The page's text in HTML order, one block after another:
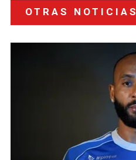
OTRAS NOTICIAS